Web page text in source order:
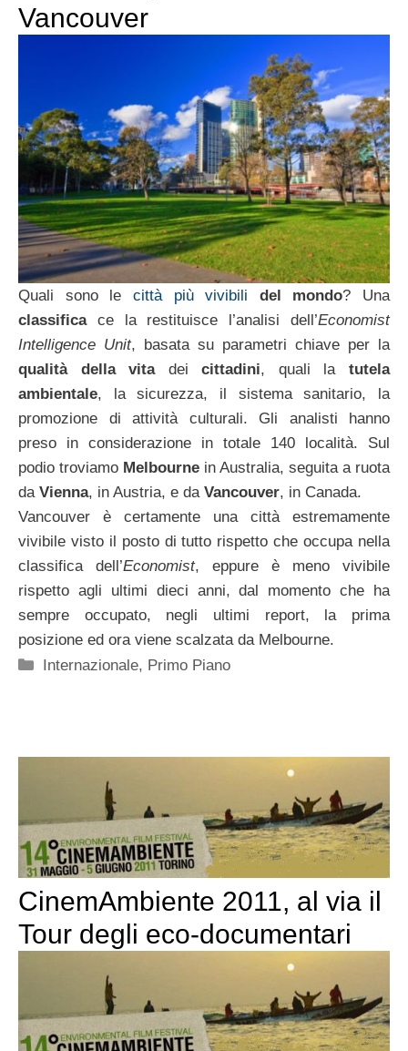
Vancouver
Quali sono le città più vivibili del mondo? Una
classificace la restituisce l’analisi dell’Economist
Intelligence Unit, basata su parametri chiave per la
qualità della vitadeicittadini, quali latutela
ambientale, la sicurezza, il sistema sanitario, la
promozione di attività culturali. Gli analisti hanno
preso in considerazione in totale 140 località. Sul
podio troviamo Melbourne in Australia, seguita a ruota
da Vienna, in Austria, e da Vancouver, in Canada.
Vancouver è certamente una città estremamente
vivibile visto il posto di tutto rispetto che occupa nella
classifica dell’Economist, eppure è meno vivibile
rispetto agli ultimi dieci anni, dal momento che ha
sempre occupato, negli ultimi report, la prima
posizione ed ora viene scalzata da Melbourne.
Categorie
Internazionale, Primo Piano
CinemAmbiente 2011, al via il
Tour degli eco-documentari